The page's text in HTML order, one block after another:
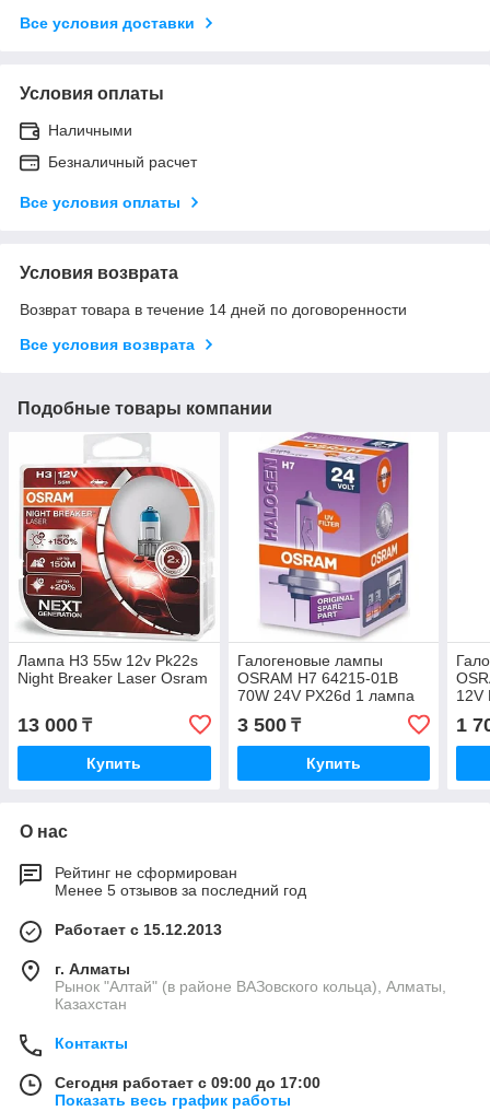
Все условия доставки
Условия оплаты
Наличными
Безналичный расчет
Все условия оплаты
Условия возврата
Возврат товара в течение 14 дней по договоренности
Все условия возврата
Подобные товары компании
Лампа H3 55w 12v Pk22s
Night Breaker Laser Osram
13 000 ₸
Купить
Галогеновые лампы
OSRAM H7 64215-01B
70W 24V PX26d 1 лампа
3 500₸
Купить
12V
1
О нас
Рейтинг не сформирован
Менее 5 отзывов за последний год
Работает с 15.12.2013
г. Алматы
Рынок "Алтай" (в районе ВАЗовского кольца), Алматы,
Казахстан
Контакты
Сегодня работает с 09:00 до 17:00
Показать весь график работы